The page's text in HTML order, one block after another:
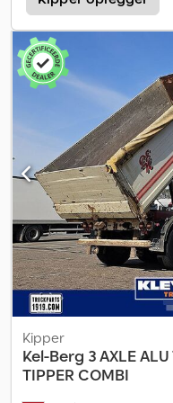
kg Maximale belasting:
Opmerkingen: De
niet op dragende
22.05.2027 Eigen gewicht:
Laadvermogen: 22720
1070 Model: Maskinslep =
met ATS Norway voor meer
Kipper
Kel-Berg 3 AXLE
TIPPER COMBI